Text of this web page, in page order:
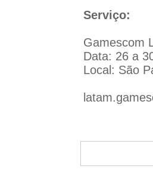
Serviço:
Gamescom
Data: 26 a
Local: São